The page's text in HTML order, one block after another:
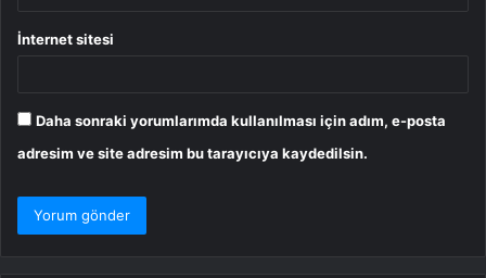
İnternet sitesi
Daha sonraki yorumlarımda kullanılması için adım, e-posta
adresim ve site adresim bu tarayıcıya kaydedilsin.